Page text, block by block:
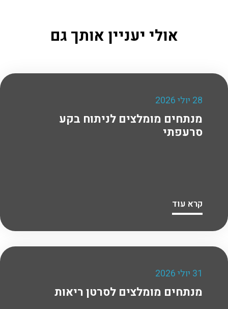
אולי יעניין אותך גם
28 יולי 2026
מנתחים מומלצים לניתוח בקע
סרעפתי
קרא עוד
31 יולי 2026
מנתחים מומלצים לסרטן ריאות